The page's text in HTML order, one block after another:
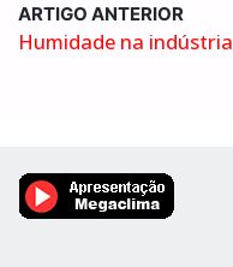
ARTIGO ANTERIOR
Humidade na indústria